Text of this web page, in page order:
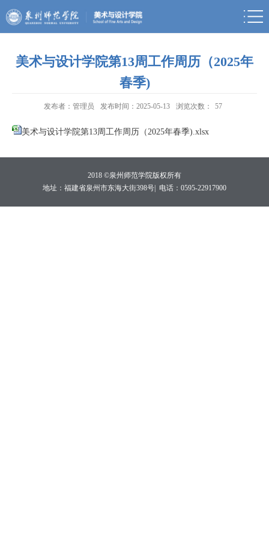
美术与设计学院第13周工作周历（2025年
春季)
发布者：管理员 发布时间：2025-05-13 浏览次数： 57
美术与设计学院第13周工作周历（2025年春季).xlsx
2018 ©泉州师范学院版权所有
地址：福建省泉州市东海大街398号|
电话：0595-22917900